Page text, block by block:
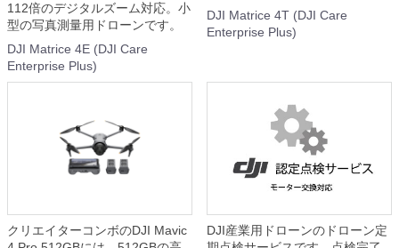
112倍のデジタルズーム対応。小
型の写真測量用ドローンです。
DJI Matrice 4E (DJI Care
Enterprise Plus)
DJI Matrice 4T (DJI Care
Enterprise Plus)
クリエイターコンボのDJI Mavic
DJI産業用ドローンのドローン定